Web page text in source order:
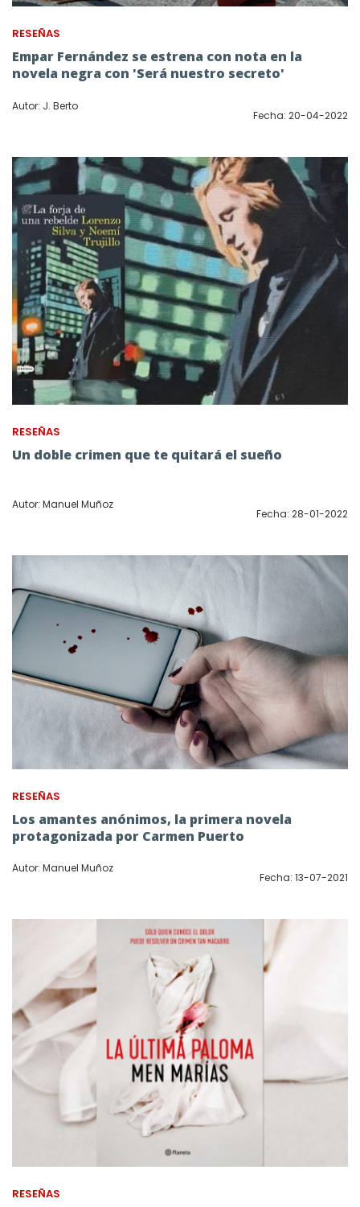
RESEÑAS
Empar Fernández se estrena con nota en la
novela negra con 'Será nuestro secreto'
Autor: J. Berto
Fecha: 20-04-2022
RESEÑAS
Un doble crimen que te quitará el sueño
Autor: Manuel Muñoz
Fecha: 28-01-2022
RESEÑAS
Los amantes anónimos, la primera novela
protagonizada por Carmen Puerto
Autor: Manuel Muñoz
Fecha: 13-07-2021
RESEÑAS